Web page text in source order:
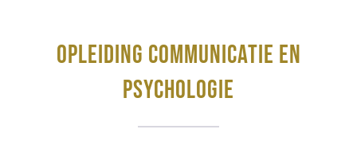
OPLEIDING COMMUNICATIE EN
PSYCHOLOGIE